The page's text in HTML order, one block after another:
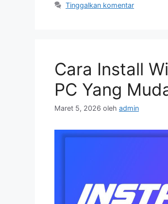
Tinggalkan komentar
Cara Install
PC Yang
Maret 5, 2026 oleh admin